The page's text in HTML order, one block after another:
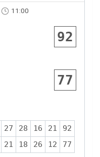
11:00
92
77
27 28 16 21
92
21 18 26 12 77